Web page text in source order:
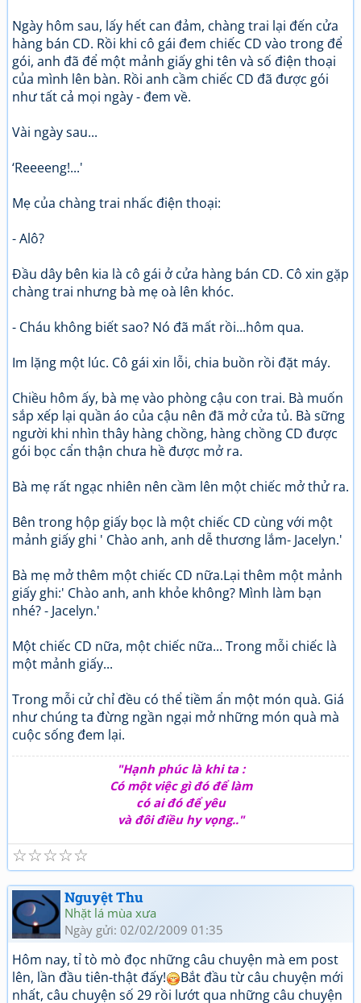
Ngày hôm sau, lấy hết can đảm, chàng trai lại đến cửa
hàng bán CD. Rồi khi cô gái đem chiếc CD vào trong để
gói, anh đã để một mảnh giấy ghi tên và số điện thoại
của mình lên bàn. Rồi anh cầm chiếc CD đã được gói
như tất cả mọi ngày - đem về.
Vài ngày sau...
‘Reeeeng!...'
Mẹ của chàng trai nhấc điện thoại:
- Alô?
Đầu dây bên kia là cô gái ở cửa hàng bán CD. Cô xin gặp
chàng trai nhưng bà mẹ oà lên khóc.
- Cháu không biết sao? Nó đã mất rồi...hôm qua.
Im lặng một lúc. Cô gái xin lỗi, chia buồn rồi đặt máy.
Chiều hôm ấy, bà mẹ vào phòng cậu con trai. Bà muốn
sắp xếp lại quần áo của cậu nên đã mở cửa tủ. Bà sững
người khi nhìn thây hàng chồng, hàng chồng CD được
gói bọc cẩn thận chưa hề được mở ra.
Bà mẹ rất ngạc nhiên nên cầm lên một chiếc mở thử ra.
Bên trong hộp giấy bọc là một chiếc CD cùng với một
mảnh giấy ghi ' Chào anh, anh dễ thương lắm- Jacelyn.'
Bà mẹ mở thêm một chiếc CD nữa.Lại thêm một mảnh
giấy ghi:' Chào anh, anh khỏe không? Mình làm bạn
nhé? - Jacelyn.'
Một chiếc CD nữa, một chiếc nữa... Trong mỗi chiếc là
một mảnh giấy...
Trong mỗi cử chỉ đều có thể tiềm ẩn một món quà. Giá
như chúng ta đừng ngần ngại mở những món quà mà
cuộc sống đem lại.
"Hạnh phúc là khi ta :
Có một việc gì đó để làm
có ai đó để yêu
và đôi điều hy vọng.."
☆
☆
☆
☆
☆
Nguyệt Thu
Nhặt lá mùa xưa
Ngày gửi: 02/02/2009 01:35
Hôm nay, tỉ tò mò đọc những câu chuyện mà em post
lên, lần đầu tiên-thật đấy!
Bắt đầu từ câu chuyện mới
nhất, câu chuyện số 29 rồi lướt qua những câu chuyện